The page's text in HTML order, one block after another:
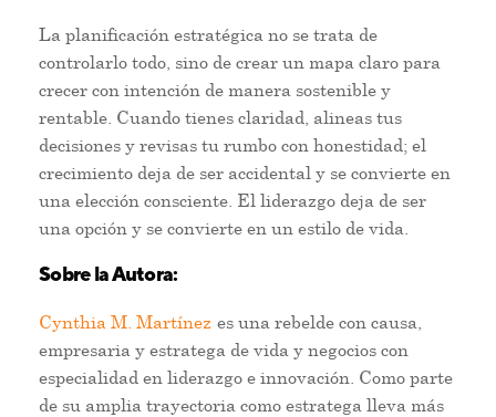
La planificación estratégica no se trata de
controlarlo todo, sino de crear un mapa claro para
crecer con intención de manera sostenible y
rentable. Cuando tienes claridad, alineas tus
decisiones y revisas tu rumbo con honestidad; el
crecimiento deja de ser accidental y se convierte en
una elección consciente. El liderazgo deja de ser
una opción y se convierte en un estilo de vida.
Sobre la Autora:
Cynthia M. Martínez es una rebelde con causa,
empresaria y estratega de vida y negocios con
especialidad en liderazgo e innovación. Como parte
de su amplia trayectoria como estratega lleva más